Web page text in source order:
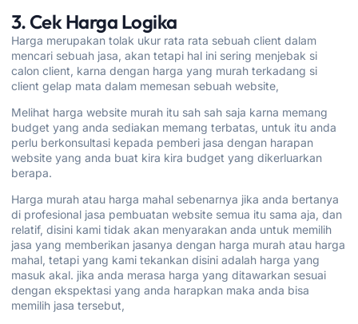
3. Cek Harga Logika
Harga merupakan tolak ukur rata rata sebuah client dalam
mencari sebuah jasa, akan tetapi hal ini sering menjebak si
calon client, karna dengan harga yang murah terkadang si
client gelap mata dalam memesan sebuah website,
Melihat harga website murah itu sah sah saja karna memang
budget yang anda sediakan memang terbatas, untuk itu anda
perlu berkonsultasi kepada pemberi jasa dengan harapan
website yang anda buat kira kira budget yang dikerluarkan
berapa.
Harga murah atau harga mahal sebenarnya jika anda bertanya
di profesional jasa pembuatan website semua itu sama aja, dan
relatif, disini kami tidak akan menyarakan anda untuk memilih
jasa yang memberikan jasanya dengan harga murah atau harga
mahal, tetapi yang kami tekankan disini adalah harga yang
masuk akal. jika anda merasa harga yang ditawarkan sesuai
dengan ekspektasi yang anda harapkan maka anda bisa
memilih jasa tersebut,